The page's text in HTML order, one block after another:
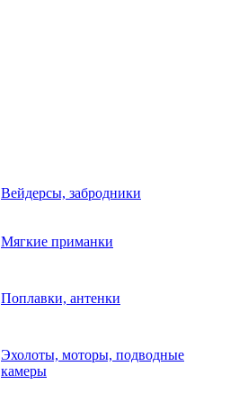
Вейдерсы, забродники
Мягкие приманки
Поплавки, антенки
Эхолоты, моторы, подводные
камеры